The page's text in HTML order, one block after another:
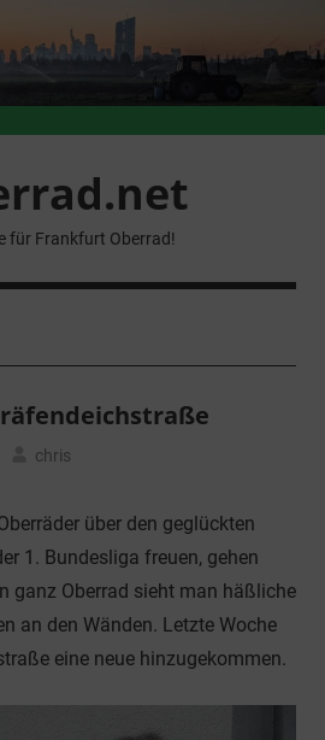
für Frankfurt Oberrad!
chris
über den geglückten
1. Bundesliga freuen, gehen
ganz Oberrad sieht man häßliche
an den Wänden. Letzte Woche
eine neue hinzugekommen.